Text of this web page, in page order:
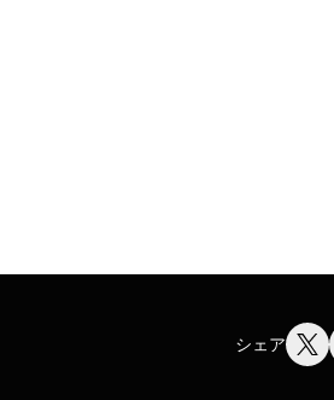
シェア